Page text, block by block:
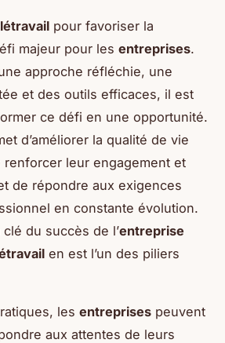
pour favoriser la
majeur pour les entreprises.
approche réfléchie, une
et des outils efficaces, il est
ce défi en une opportunité.
d’améliorer la qualité de vie
renforcer leur engagement et
de répondre aux exigences
en constante évolution.
clé du succès de l’entreprise
en est l’un des piliers
les entreprises peuvent
aux attentes de leurs